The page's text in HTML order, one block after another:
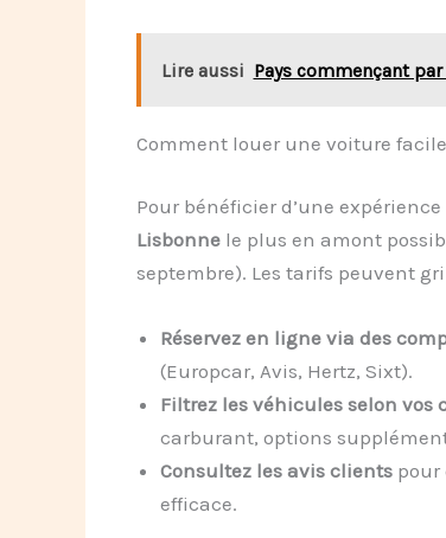
Lire aussi Pays commençant
Comment louer une voiture
Pour bénéficier d’une
Lisbonnele plus en amont
septembre). Les tarifs peuvent
Réservez en ligne via des
(Europcar, Avis, Hertz, Sixt).
Filtrez les véhicules selon vos
carburant, options
Consultez les avis clientspour
efficace.